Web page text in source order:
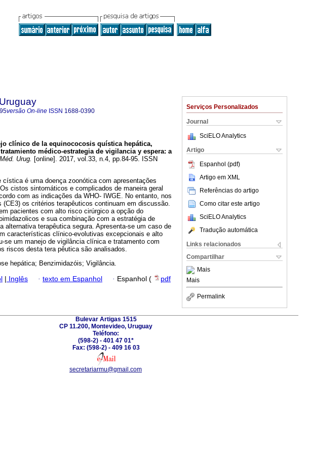
Serviços Personalizados
Journal
SciELO Analytics
Artigo
Espanhol (pdf)
Artigo em XML
Referências do artigo
Como citar este artigo
SciELO Analytics
Tradução automática
Links relacionados
Compartilhar
Mais
Mais
Permalink
versão On-line ISSN 1688-0390
clínico de la equinococosis quística hepática,
médico-estrategia de vigilancia y espera: a
Urug. [online]. 2017, vol.33, n.4, pp.84-95. ISSN
cística é uma doença zoonótica com apresentações
cistos sintomáticos e complicados de maneira geral
com as indicações da WHO- IWGE. No entanto, nos
os critérios terapêuticos continuam em discussão.
pacientes com alto risco cirúrgico a opção do
e sua combinação com a estratégia de
alternativa terapêutica segura. Apresenta-se um caso de
características clínico-evolutivas excepcionais e alto
se um manejo de vigilância clínica e tratamento com
riscos desta tera pêutica são analisados.
hepática; Benzimidazóis; Vigilância.
| Inglês · texto em Espanhol · Espanhol (
pdf
Bulevar Artigas 1515
CP 11.200, Montevideo, Uruguay
Teléfono:
(598-2) - 401 47 01*
Fax: (598-2) - 409 16 03
secretariarmu@gmail.com